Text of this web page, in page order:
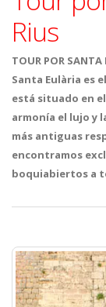
Rius
TOUR POR SANTA
Santa Eulària es
está situado en
armonía el lujo y
más antiguas
encontramos
boquiabiertos a